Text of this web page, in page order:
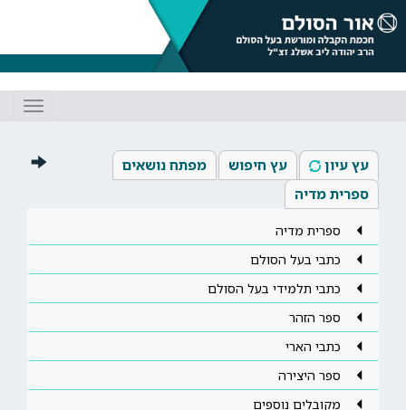
עץ עיון עץ חיפוש
מפתח נושאים
ספרית מדיה
ספרית מדיה
כתבי בעל הסולם
כתבי תלמידי בעל הסולם
ספר הזהר
כתבי הארי
ספר היצירה
מקובלים נוספים